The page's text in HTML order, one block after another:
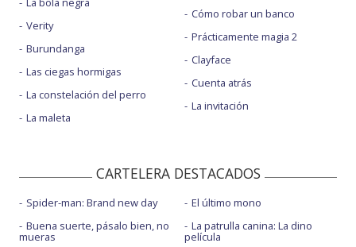
Verity
Burundanga
Las ciegas hormigas
La constelación del perro
La maleta
Cómo robar un banco
Prácticamente magia 2
Clayface
Cuenta atrás
La invitación
CARTELERA DESTACADOS
Spider-man: Brand new day
Buena suerte, pásalo bien, no
mueras
El último mono
La patrulla canina: La dino
película